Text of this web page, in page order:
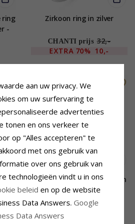
ring
-
Zirkoon ring in zilver
CHANTI prijs 32,-
EXTRA 70% 10,-
Ovale paarse zirkoon ring in
zilver
aan uw privacy. We
om uw surfervaring te
advertenties
tonen en ons verkeer te
op "Alles accepteren" te
met ons gebruik van
over ons gebruik van
technologieën vindt u in ons
beleid en op de website
Data Answers. Google
Data Answers